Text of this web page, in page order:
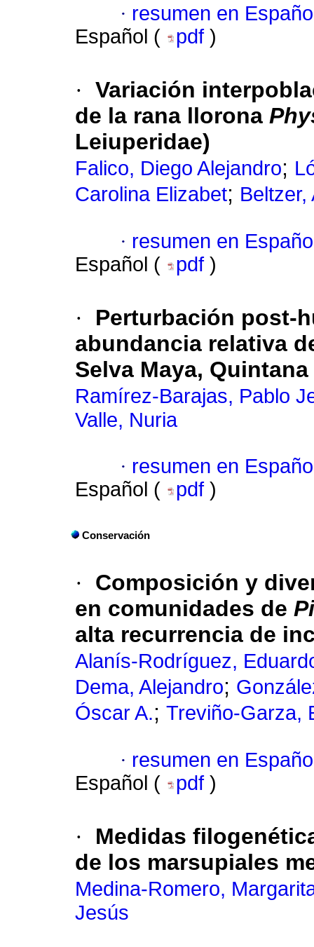
· resumen en
Español (
pdf )
· Variación
de la rana llorona
Leiuperidae)
Falico, Diego Alejandro;
Carolina Elizabet; Beltzer,
· resumen en
Español (
pdf )
·
Perturbación post-
abundancia relativa
Selva Maya,
Ramírez-Barajas, Pablo
Valle, Nuria
· resumen en
Español (
pdf )
Conservación
·
Composición y
en comunidades de
alta recurrencia de
Alanís-Rodríguez,
Dema, Alejandro;
Óscar A.; Treviño-Garza,
· resumen en
Español (
pdf )
·
Medidas
de los marsupiales
Medina-Romero,
Jesús